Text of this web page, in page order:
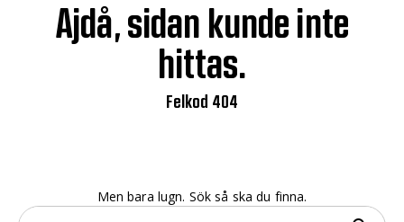
Ajdå, sidan kunde inte
hittas.
Felkod 404
Men bara lugn. Sök så ska du finna.